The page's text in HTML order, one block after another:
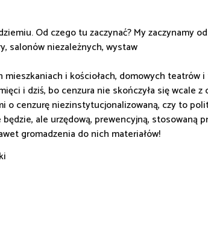
Od czego tu zaczynać? My zaczynamy
salonów niezależnych, wystaw
mieszkaniach i kościołach, domowych
i dziś, bo cenzura nie skończyła się wcale
o cenzurę niezinstytucjonalizowaną, czy to
będzie, ale urzędową, prewencyjną,
gromadzenia do nich materiałów!